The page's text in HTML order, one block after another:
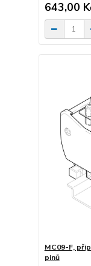
643,00
MC09-F,
pinů